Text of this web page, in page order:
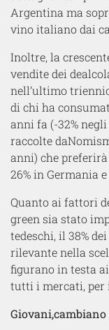
Argentina ma
vino italiano dai
Inoltre, la
vendite dei
nell’ultimo
di chi ha
anni fa (-32%
raccolte da
anni) che
26% in Germania
Quanto ai fattori
green sia stato
tedeschi, il 38%
rilevantenella
figurano in testa
tutti i mercati, per
Giovani,